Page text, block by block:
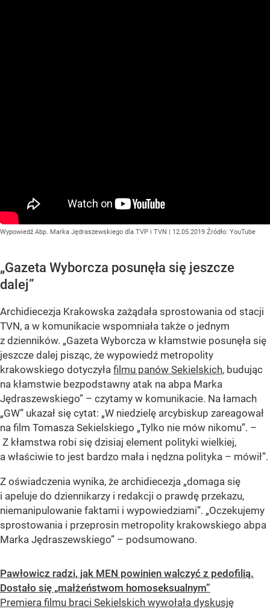
Wypowiedź Abp. Marka Jędraszewskiego dla TVP i TVN | 12.05.2019 Źródło: YouTube
„Gazeta Wyborcza posunęła się jeszcze
dalej”
Archidiecezja Krakowska zażądała sprostowania od stacji
TVN, a w komunikacie wspomniała także o jednym
z dzienników. „Gazeta Wyborcza w kłamstwie posunęła się
jeszcze dalej pisząc, że wypowiedź metropolity
krakowskiego dotyczyła filmu panów Sekielskich, budując
na kłamstwie bezpodstawny atak na abpa Marka
Jędraszewskiego” – czytamy w komunikacie. Na łamach
„GW” ukazał się cytat: „W niedzielę arcybiskup zareagował
na film Tomasza Sekielskiego „Tylko nie mów nikomu”. –
Z kłamstwa robi się dzisiaj element polityki wielkiej,
a właściwie to jest bardzo mała i nędzna polityka – mówił”.
Z oświadczenia wynika, że archidiecezja „domaga się
i apeluje do dziennikarzy i redakcji o prawdę przekazu,
niemanipulowanie faktami i wypowiedziami”. „Oczekujemy
sprostowania i przeprosin metropolity krakowskiego abpa
Marka Jędraszewskiego” – podsumowano.
Pawłowicz radzi, jak MEN powinien walczyć z pedofilią.
Dostało się „małżeństwom homoseksualnym”
Premiera filmu braci Sekielskich wywołała dyskusję